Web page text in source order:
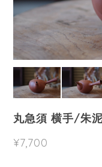
丸急須 横手/朱
¥7,700